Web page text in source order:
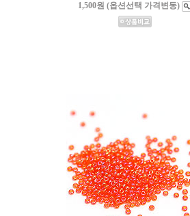
1,500원 (옵션선택 가격변동)